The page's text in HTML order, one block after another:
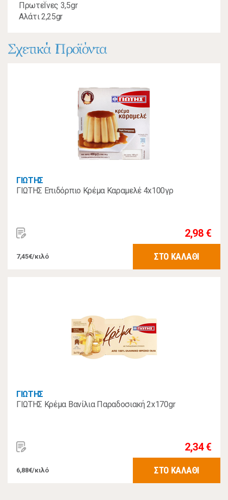
ΠρωτεΪνες 3,5gr
Αλάτι 2,25gr
Σχετικά Προϊόντα
ΓΙΩΤΗΣ
ΓΙΩΤΗΣ Επιδόρπιο Κρέμα Καραμελέ 4x100γρ
2,98 €
7,45€/κιλό ΣΤΟ ΚΑΛΑΘΙ
ΓΙΩΤΗΣ
ΓΙΩΤΗΣ Κρέμα Βανίλια Παραδοσιακή 2x170gr
2,34 €
6,88€/κιλό ΣΤΟ ΚΑΛΑΘΙ